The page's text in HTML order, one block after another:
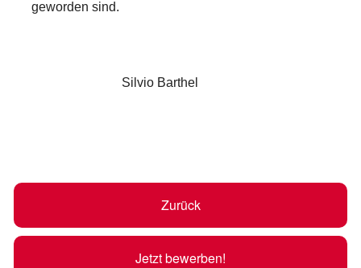
geworden sind.
Silvio Barthel
Zurück
Jetzt bewerben!